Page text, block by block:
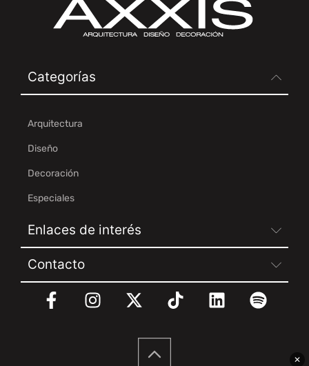
✕
Categorías
Arquitectura
Diseño
Decoración
Especiales
Enlaces de interés
Contacto